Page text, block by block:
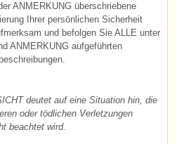
ANMERKUNG überschriebene
Ihrer persönlichen Sicherheit
und befolgen Sie ALLE unter
ANMERKUNG aufgeführten
deutet auf eine Situation hin, die
oder tödlichen Verletzungen
beachtet wird.